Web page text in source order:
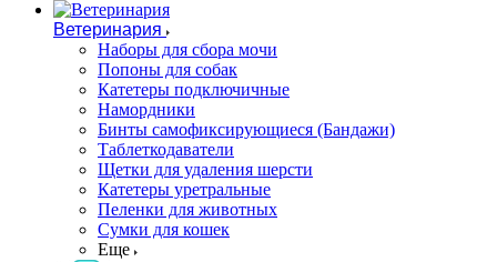
Ветеринария
Наборы для сбора мочи
Попоны для собак
Катетеры подключичные
Намордники
Бинты самофиксирующиеся (Бандажи)
Таблеткодаватели
Щетки для удаления шерсти
Катетеры уретральные
Пеленки для животных
Сумки для кошек
Еще